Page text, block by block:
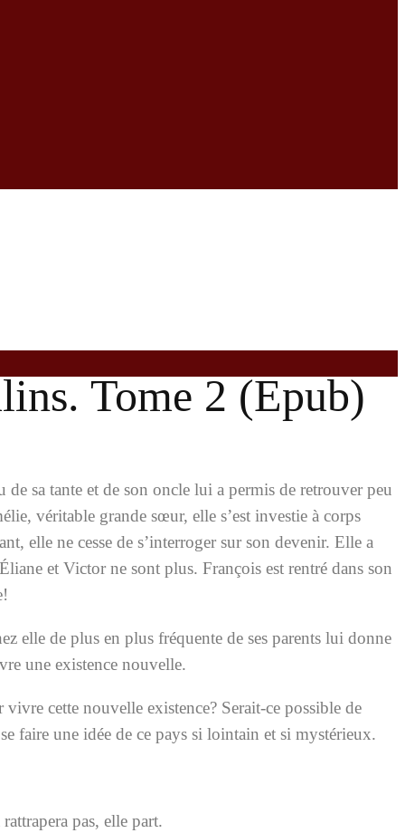
Tome 2 (Epub)
sa tante et de son oncle lui a permis de retrouver peu
véritable grande sœur, elle s’est investie à corps
elle ne cesse de s’interroger sur son devenir. Elle a
et Victor ne sont plus. François est rentré dans son
elle de plus en plus fréquente de ses parents lui donne
une existence nouvelle.
cette nouvelle existence? Serait-ce possible de
faire une idée de ce pays si lointain et si mystérieux.
pas, elle part.